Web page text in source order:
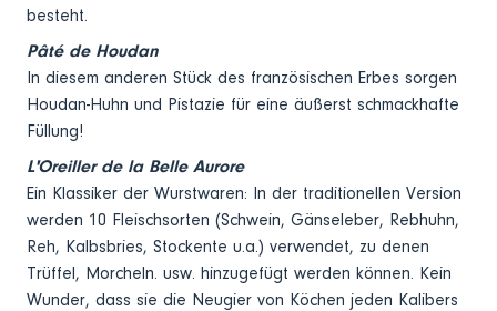
besteht.
Pâté de Houdan
In diesem anderen Stück des französischen Erbes sorgen
Houdan-Huhn und Pistazie für eine äußerst schmackhafte
Füllung!
L'Oreiller de la Belle Aurore
Ein Klassiker der Wurstwaren: In der traditionellen Version
werden 10 Fleischsorten (Schwein, Gänseleber, Rebhuhn,
Reh, Kalbsbries, Stockente u.a.) verwendet, zu denen
Trüffel, Morcheln. usw. hinzugefügt werden können. Kein
Wunder, dass sie die Neugier von Köchen jeden Kalibers